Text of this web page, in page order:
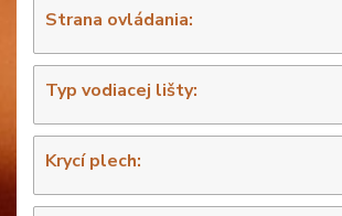
Strana ovládania:
Typ vodiacej lišty:
Krycí plech: